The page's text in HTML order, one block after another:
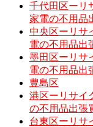
千代田区ーリ
家電の不用品
中央区ーリサ
電の不用品出
墨田区ーリサ
電の不用品出
豊島区
港区ーリサイ
の不用品出張
台東区ーリサ